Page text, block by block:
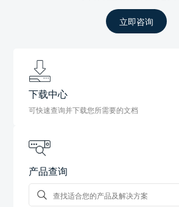
立即咨询
下载中心
可快速查询并下载您所需要的文档
产品查询